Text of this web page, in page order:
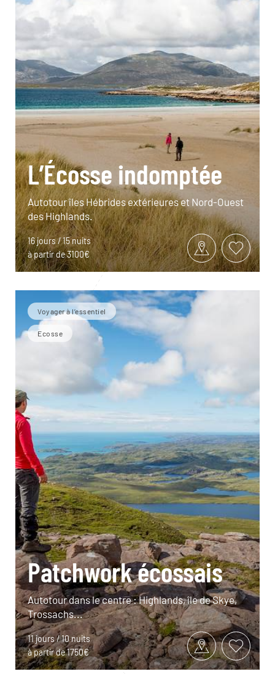
L’Écosse indomptée
Autotour îles Hébrides extérieures et Nord-Ouest
des Highlands.
16 jours / 15 nuits
à partir de 3100€
Voyager à l’essentiel
Ecosse
Patchwork écossais
Autotour dans le centre : Highlands, île de Skye,
Trossachs...
11 jours / 10 nuits
à partir de 1750€